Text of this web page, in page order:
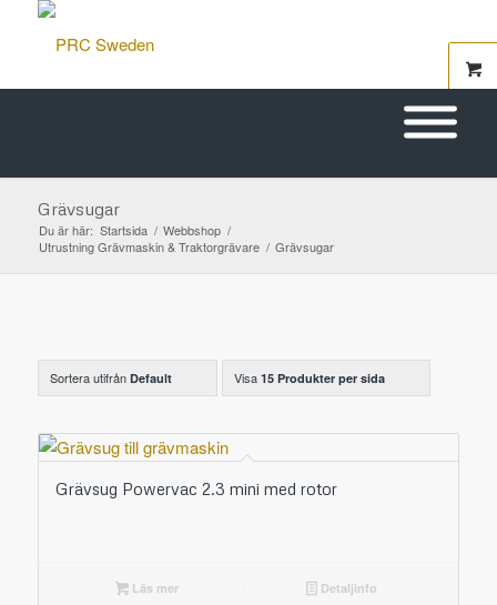
Grävsugar
Du är här: Startsida / Webbshop /
Utrustning Grävmaskin & Traktorgrävare / Grävsugar
Sortera utifrån Default Visa 15 Produkter per sida
Grävsug Powervac 2.3 mini med rotor
Läs mer Detaljinfo